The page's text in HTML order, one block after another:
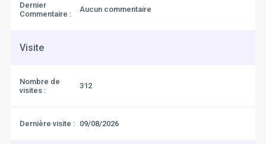
Dernier
Commentaire :
Aucun commentaire
Visite
Nombre de
visites :
312
Dernière visite : 09/08/2026